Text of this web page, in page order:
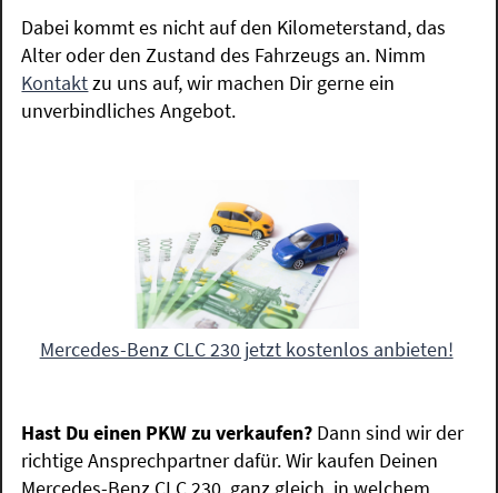
Dabei kommt es nicht auf den Kilometerstand, das
Alter oder den Zustand des Fahrzeugs an. Nimm
Kontaktzu uns auf, wir machen Dir gerne ein
unverbindliches Angebot.
Mercedes-Benz CLC 230 jetzt kostenlos anbieten!
Hast Du einen PKW zu verkaufen? Dann sind wir der
richtige Ansprechpartner dafür. Wir kaufen Deinen
Mercedes-Benz CLC 230, ganz gleich, in welchem